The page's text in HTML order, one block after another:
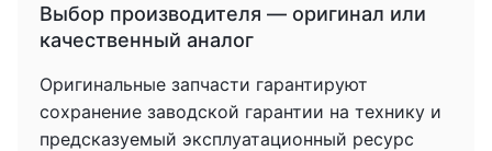
Выбор производителя — оригинал или
качественный аналог
Оригинальные запчасти гарантируют
сохранение заводской гарантии на технику и
предсказуемый эксплуатационный ресурс